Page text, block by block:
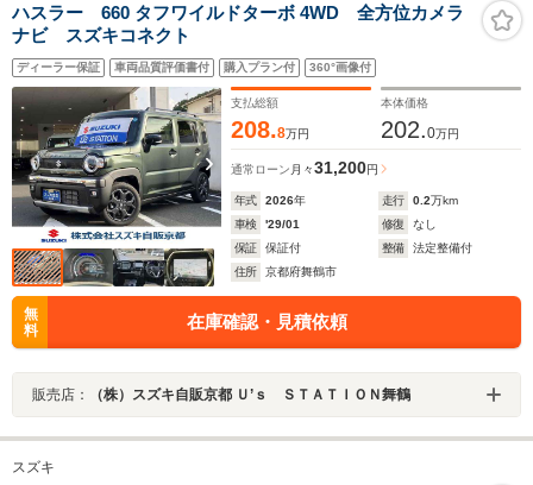
ハスラー 660 タフワイルドターボ 4WD 全方位カメラ
ナビ スズキコネクト
ディーラー保証 車両品質評価書付 購入プラン付 360°画像付
支払総額
208.8万円
本体価格
202.0万円
通常ローン 月々31,200円
年式 2026年 走行 0.2万km
車検
'29/01 修復
なし
保証
保証付 整備
法定整備付
住所
京都府舞鶴市
無
料
在庫確認・見積依頼
販売店： （株）スズキ自販京都 Ｕ’ｓ ＳＴＡＴＩＯＮ舞鶴
スズキ